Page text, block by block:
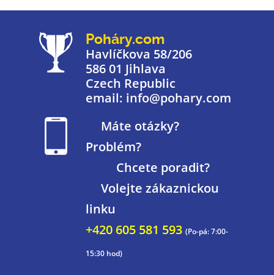
Poháry.com
Havlíčkova 58/206
586 01 Jihlava
Czech Republic
email: info@pohary.com
Máte otázky?
Problém?
Chcete poradit?
Volejte zákaznickou
linku
+420 605 581 593 (Po-pá: 7:00-
15:30 hod)